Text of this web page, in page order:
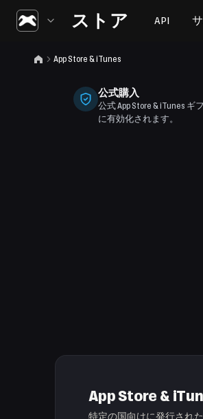
ストア API
App Store & iTunes
公式購入
公式 App Store & iTunes
に有効化されます。
App Store &
特定の国向けに発行され